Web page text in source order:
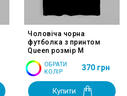
Чоловіча чорна
футболка з принтом
Queen розмір M
ОБРАТИ
КОЛІР
370 грн
Купити